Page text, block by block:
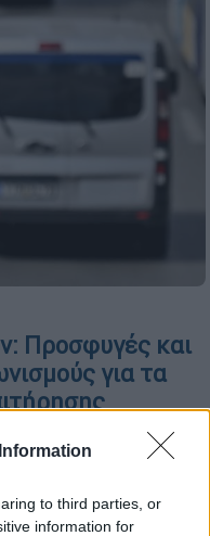
to third parties, or
information for
Προσφυγές και
για τα
για τα
της
καθυστερήσεις,
προσφυγών